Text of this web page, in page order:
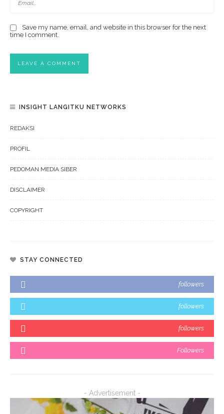
Save my name, email, and website in this browser for the next
time I comment.
INSIGHT LANGITKU NETWORKS
REDAKSI
PROFIL
PEDOMAN MEDIA SIBER
DISCLAIMER
COPYRIGHT
STAY CONNECTED
followers
followers
followers
Followers
- Advertisement -